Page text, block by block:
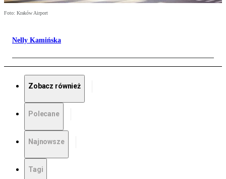
Foto: Kraków Airport
Nelly Kamińska
Zobacz również
Polecane
Najnowsze
Tagi